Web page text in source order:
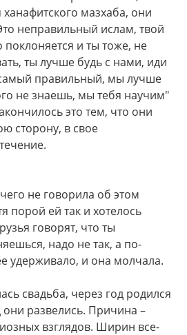
мазхаба, они
неправильный ислам, твой
и ты тоже, не
ты лучше будь с нами, иди
правильный, мы лучше
не знаешь, мы тебя научим"
это тем, что они
сторону, в свое
не говорила об этом
порой ей так и хотелось
говорят, что ты
надо не так, а по-
удерживало, и она молчала.
свадьба, через год родился
развелись. Причина –
взглядов. Ширин все-